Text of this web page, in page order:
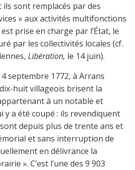
ils sont remplacés par des
» aux activités multifonctions
prise en charge par l’État, le
par les collectivités locales (cf.
Libération, le 14 juin).
septembre 1772, à Arrans
huit villageois brisent la
à un notable et
y a été coupé : ils revendiquent
depuis plus de trente ans et
et sans interruption de
en délivrance la
». C’est l’une des 9 903